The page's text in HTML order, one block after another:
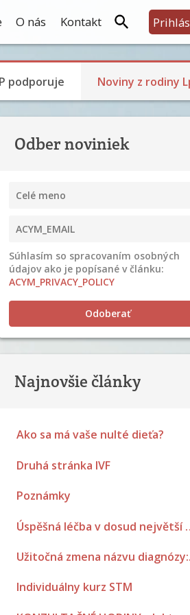
O nás Kontakt
podporuje Noviny z rodiny
Odber noviniek
Súhlasím so spracovaním osobných
údajov ako je popísané v článku:
ACYM_PRIVACY_POLICY
Odoberať
Najnovšie články
Ako sa má vaše nulté dieťa?
Druhá stránka IVF
Poznámky
Úspěšná
Individuálny kurz STM